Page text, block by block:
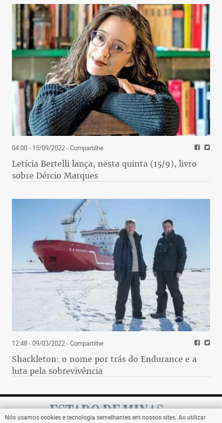
04:00 - 15/09/2022- Compartilhe
Letícia Bertelli lança, nesta quinta (15/9), livro
sobre Dércio Marques
12:48 - 09/03/2022- Compartilhe
Shackleton: o nome por trás do Endurance e a
luta pela sobrevivência
Nós usamos cookies e tecnologia semelhantes em nossos sites. Ao utilizar